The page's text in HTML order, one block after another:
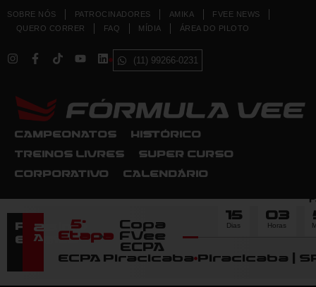
SOBRE NÓS PATROCINADORES AMIKA
FVEE NEWS
QUERO CORRER
FAQ MÍDIA ÁREA DO PILOTO
(11) 99266-0231
CAMPEONATOS HISTÓRICO
TREINOS LIVRES SUPER CURSO
CORPORATIVO CALENDÁRIO
Próximo
Evento
22
Agosto
5ª
Etapa
Copa
FVee
ECPA
ECPA Piracicaba Piracicaba |
15
Dias
03
Horas